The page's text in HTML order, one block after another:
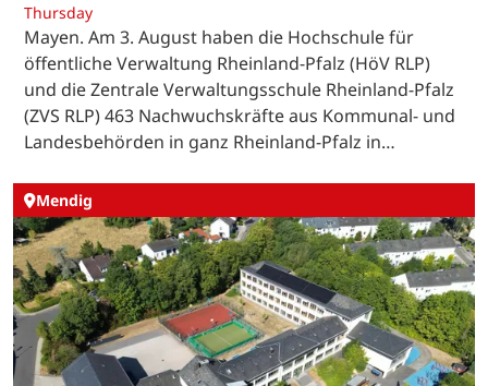
Thursday
Mayen. Am 3. August haben die Hochschule für
öffentliche Verwaltung Rheinland-Pfalz (HöV RLP)
und die Zentrale Verwaltungsschule Rheinland-Pfalz
(ZVS RLP) 463 Nachwuchskräfte aus Kommunal- und
Landesbehörden in ganz Rheinland-Pfalz in…
Mendig